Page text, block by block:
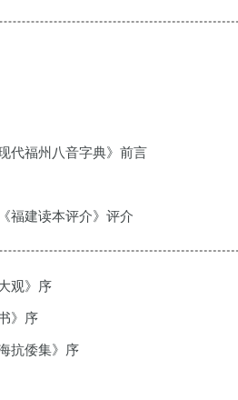
代福州八音字典》前言
福建读本评介》评介
观》序
》序
抗倭集》序